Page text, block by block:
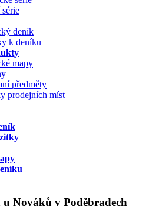
deník
k deníku
mapy
předměty
prodejních míst
Nováků v Poděbradech